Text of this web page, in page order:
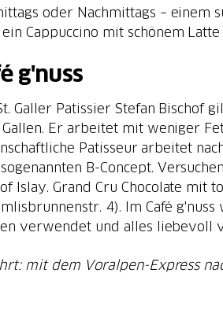
oder Nachmittags – einem
g'nuss
Galler Patissier Stefan Bischof
Gallen. Er arbeitet mit weniger
Patisseur arbeitet
B-Concept.
Islay. Grand Cru Chocolate mit
4). Im Café
verwendet und alles liebevoll
mit dem Voralpen-Express